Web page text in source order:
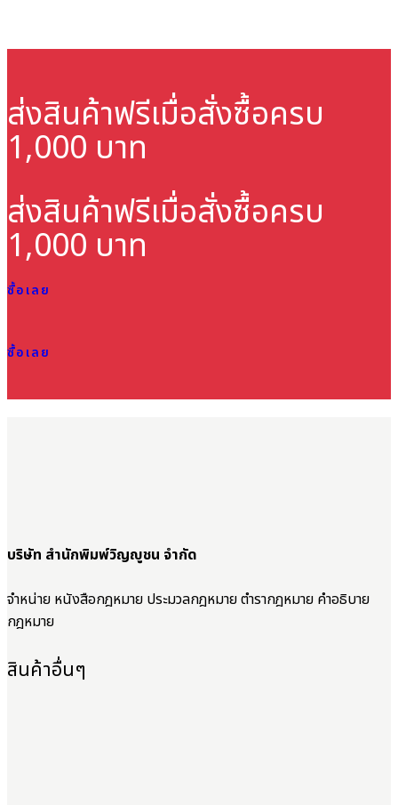
ส่งสินค้าฟรีเมื่อสั่งซื้อครบ
1,000 บาท
ส่งสินค้าฟรีเมื่อสั่งซื้อครบ
1,000 บาท
ซื้อเลย
ซื้อเลย
บริษัท สำนักพิมพ์วิญญูชน จำกัด
จำหน่าย หนังสือกฎหมาย ประมวลกฎหมาย ตำรากฎหมาย คำอธิบาย
กฎหมาย
สินค้าอื่นๆ